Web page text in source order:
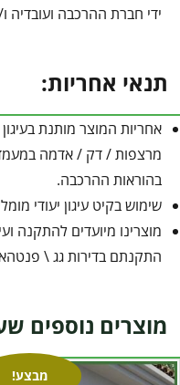
ידי חברת ההרכבה ועובדיה
תנאי אחריות:
אחריות המוצר מותנת
מרצפות / דק / אדמה
בהוראות ההרכבה.
שימוש בקיט עיגון יעודי
מוצרינו מיועדים להתקנה
התקנתם בדירות גג \
מוצרים נוספים
מבצע!